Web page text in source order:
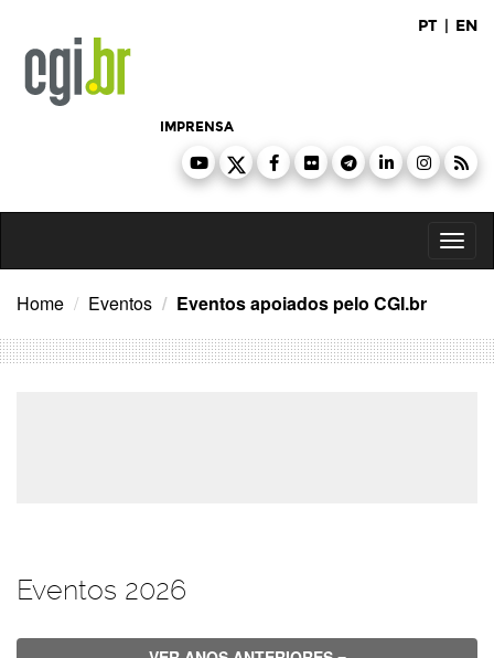
conteúdo
PT | EN
IMPRENSA
Home Eventos Eventos apoiados pelo CGI.br
Eventos 2026